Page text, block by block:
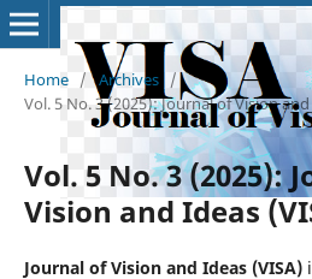
Home / Archives /
Vol. 5 No. 3 (2025): Journal of Vision
Vol. 5 No. 3 (2025):
Vision and Ideas
Journal of Vision and Ideas (VISA)